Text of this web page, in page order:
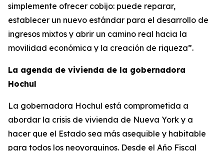
simplemente ofrecer cobijo: puede reparar,
establecer un nuevo estándar para el desarrollo de
ingresos mixtos y abrir un camino real hacia la
movilidad económica y la creación de riqueza”.
La agenda de vivienda de la gobernadora
Hochul
La gobernadora Hochul está comprometida a
abordar la crisis de vivienda de Nueva York y a
hacer que el Estado sea más asequible y habitable
para todos los neoyorquinos. Desde el Año Fiscal